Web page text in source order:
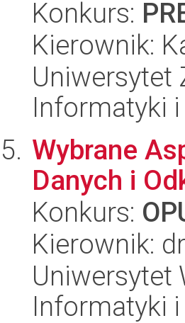
Konkurs:
Kierownik:
Uniwersytet
Informatyki
Wybrane
Danych i
Konkurs:
Kierownik:
Uniwersytet
Informatyki